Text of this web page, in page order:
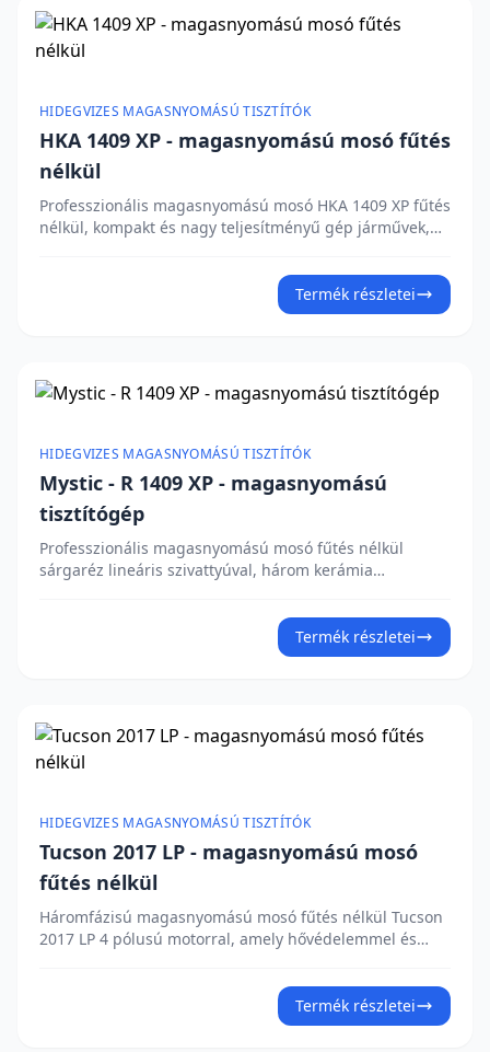
Rozsdamentes acél szívó- és nyomószelepek✅
Beépített tisztítószer-szívó külső szívószondával✅
Strapabíró rozsdamentes kialakítás Magas teljesítmény
professzionális használat ideális választásává! Érdekli
az árajánlat?
HIDEGVIZES MAGASNYOMÁSÚ TISZTÍTÓK
HKA 1409 XP - magasnyomású mosó fűtés
nélkül
Professzionális magasnyomású mosó HKA 1409 XP fűtés
nélkül, kompakt és nagy teljesítményű gép járművek,
tisztításához. ✅ Sárgaréz szivattyúfej beépített
mellékáramú szeleppel✅ Total Stop rendszer –
automatikus leállítás a pisztoly elengedésekor✅
fúvóka az alapfelszerelésben✅ Ergonomikus kialakítás
kábeltartóval és tömlőcsévélővel Érdekli az árajánlat?
Termék részletei
HIDEGVIZES MAGASNYOMÁSÚ TISZTÍTÓK
Mystic - R 1409 XP - magasnyomású
tisztítógép
Professzionális magasnyomású mosó fűtés nélkül
sárgaréz lineáris szivattyúval, három kerámia
szívó- és leeresztő szeleppel, közvetlen tisztítószer-
beszívással és nyomásszabályozóval az optimális
teljesítményért. Ergonomikus fogantyú a kényelmes
Termék részletei
HIDEGVIZES MAGASNYOMÁSÚ TISZTÍTÓK
Tucson 2017 LP - magasnyomású mosó
fűtés nélkül
Háromfázisú magasnyomású mosó fűtés nélkül Tucson
2017 LP 4 pólusú motorral, amely hővédelemmel és
szivattyú három kerámia dugattyúval és beépített
mellékáramú szeleppel magas teljesítményt és hosszú
élettartamot biztosít. ✔ A Total Stop rendszer
Termék részletei